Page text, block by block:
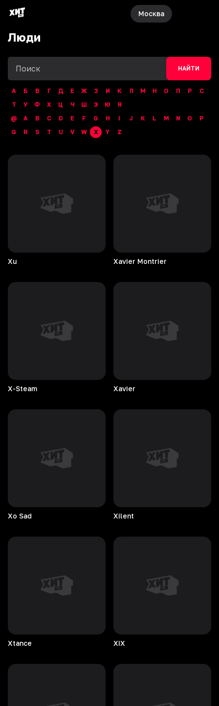
Москва
Люди
НАЙТИ
А Б В Г Д Е Ж З И К Л М Н О П Р
С
Т
У Ф Х Ц Ч Ш Э Ю
Я
@
A B C D E F G H I J K L M N O
P
Q
R S T U V W X Y Z
Xu Xavier Montrier
X-Steam Xavier
Xo Sad Xilent
Xtance XIX